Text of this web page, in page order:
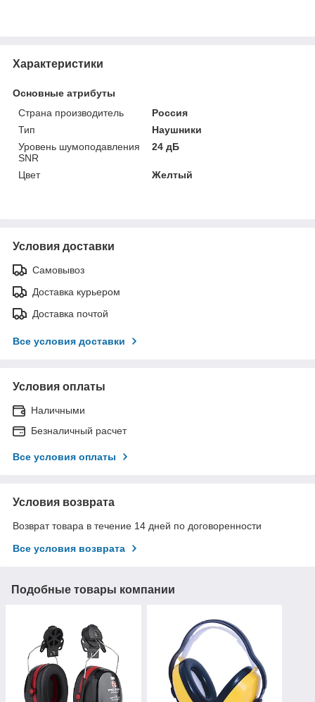
Характеристики
Основные атрибуты
Страна производитель
Россия
Тип
Наушники
Уровень шумоподавления
SNR
24 дБ
Цвет Желтый
Условия доставки
Самовывоз
Доставка курьером
Доставка почтой
Все условия доставки
Условия оплаты
Наличными
Безналичный расчет
Все условия оплаты
Условия возврата
Возврат товара в течение 14 дней по договоренности
Все условия возврата
Подобные товары компании